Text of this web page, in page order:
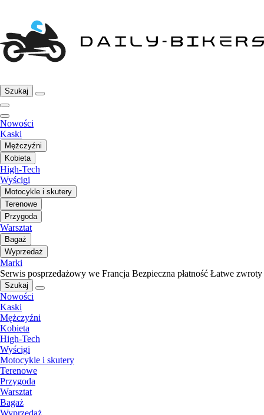
Szukaj
Nowości
Kaski
Mężczyźni
Kobieta
High-Tech
Wyścigi
Motocykle i skutery
Terenowe
Przygoda
Warsztat
Bagaż
Wyprzedaż
Marki
Serwis posprzedażowy we Francja Bezpieczna płatność Łatwe zwroty
Szukaj
Nowości
Kaski
Mężczyźni
Kobieta
High-Tech
Wyścigi
Motocykle i skutery
Terenowe
Przygoda
Warsztat
Bagaż
Wyprzedaż